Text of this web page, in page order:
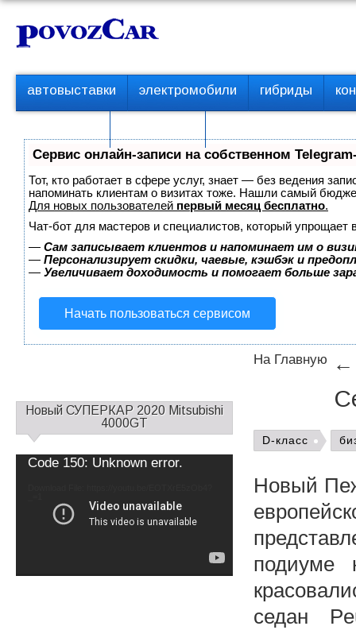
Перейти
контенту
р
о
е
м
е
ю
автовыставки электромобили гибриды
Сервис онлайн-записи на собственном
Тот, кто работает в сфере услуг, знает — без ведения
напоминать клиентам о визитах тоже. Нашли самый
Для новых пользователей первый месяц бесплатно.
Чат-бот для мастеров и специалистов, который упрощает
— Сам записывает клиентов и напоминает им о
— Персонализирует скидки, чаевые, кэшбэк и
— Увеличивает доходимость и помогает больше
Начать пользоваться сервисом
На Главную
D-класс
Новый
подиуме
седан
С
д
Новый СУПЕРКАР 2020 Mitsubishi
4000GT
Video
Code 150: Unknown error.